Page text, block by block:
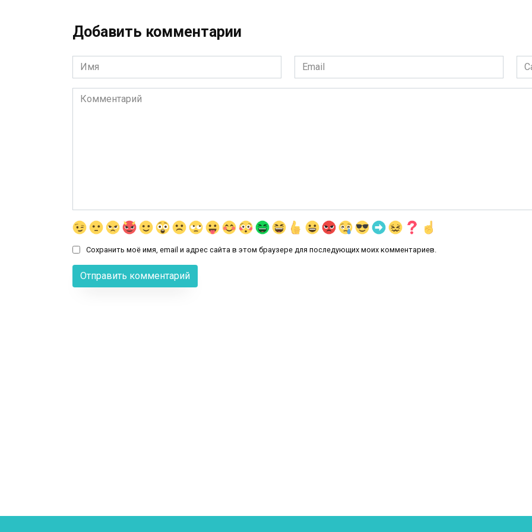
Добавить комментарии
Имя
*
Email
*
Комментарий
Сохранить моё имя, email и адрес сайта в этом браузере для последующих моих комментариев.